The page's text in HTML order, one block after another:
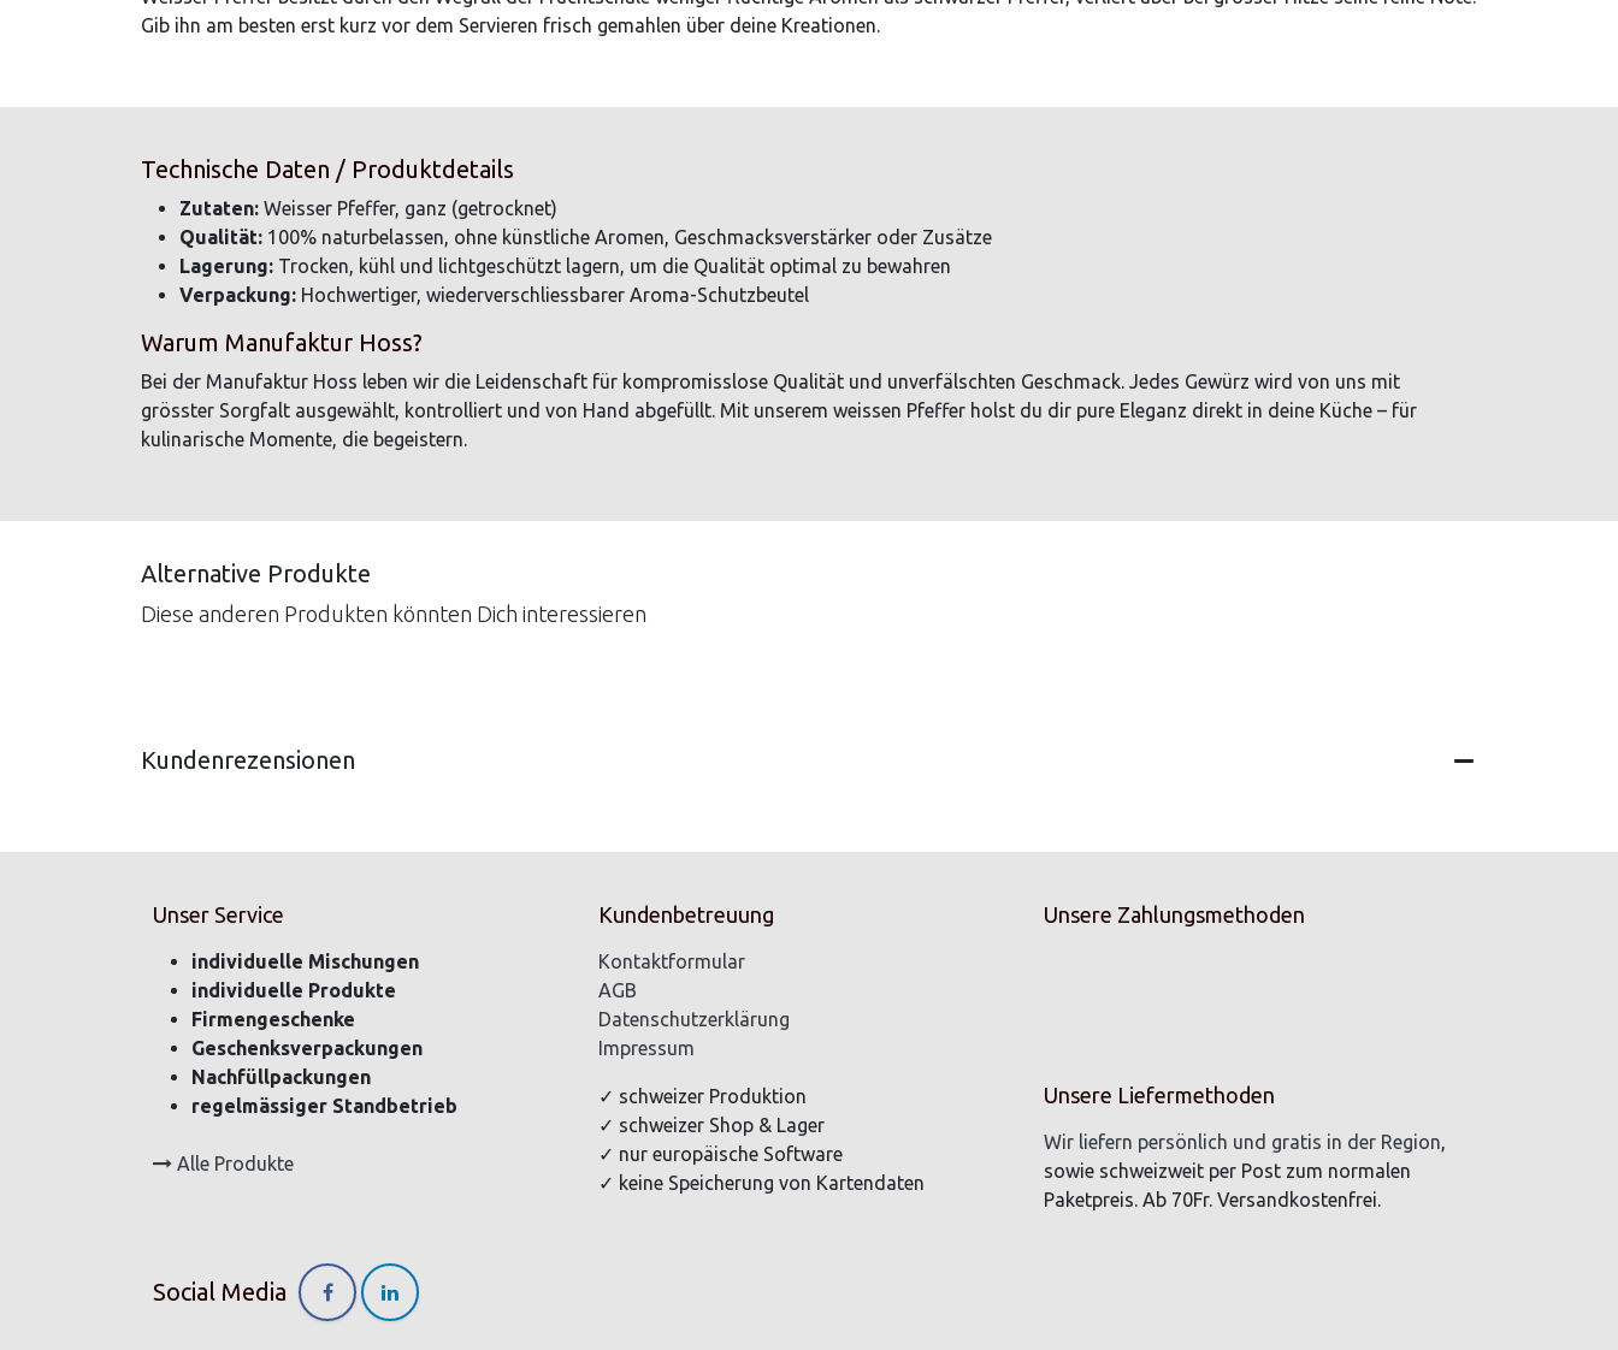
Gib ihn am besten erst kurz vor dem Servieren frisch gemahlen über deine Kreationen.
Technische Daten / Produktdetails
Zutaten: Weisser Pfeffer, ganz (getrocknet)
Qualität: 100% naturbelassen, ohne künstliche Aromen, Geschmacksverstärker oder Zusätze
Lagerung: Trocken, kühl und lichtgeschützt lagern, um die Qualität optimal zu bewahren
Verpackung: Hochwertiger, wiederverschliessbarer Aroma-Schutzbeutel
Warum Manufaktur Hoss?
Bei der Manufaktur Hoss leben wir die Leidenschaft für kompromisslose Qualität und unverfälschten Geschmack. Jedes Gewürz wird von uns mit
grösster Sorgfalt ausgewählt, kontrolliert und von Hand abgefüllt. Mit unserem weissen Pfeffer holst du dir pure Eleganz direkt in deine Küche – für
kulinarische Momente, die begeistern.
Alternative Produkte
Diese anderen Produkten könnten Dich interessieren
Kundenrezensionen
Unser Service
individuelle Mischungen
individuelle Produkte
Firmengeschenke
Geschenksverpackungen
Nachfüllpackungen
regelmässiger Standbetrieb
Alle Produkte
Kundenbetreuung
Kontaktformular
AGB
Datenschutzerklärung
Impressum
✓ schweizer Produktion
✓ schweizer Shop & Lager
✓ nur europäische Software
✓ keine Speicherung von Kartendaten
Unsere Zahlungsmethoden
Unsere Liefermethoden
Wir liefern persönlich und gratis in der Region,
sowie schweizweit per Post zum normalen
Paketpreis. Ab 70Fr. Versandkostenfrei.
Social Media